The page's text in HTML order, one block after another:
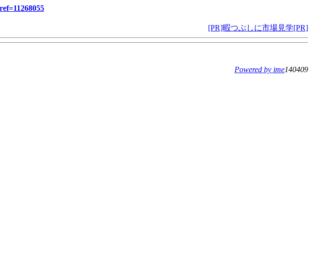
[PR]暇つぶしに市場見学[PR]
Powered by ime140409